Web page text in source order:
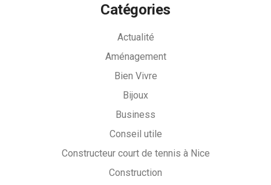
Catégories
Actualité
Aménagement
Bien Vivre
Bijoux
Business
Conseil utile
Constructeur court de tennis à Nice
Construction